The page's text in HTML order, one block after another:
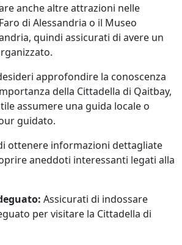
anche altre attrazioni nelle
di Alessandria o il Museo
quindi assicurati di avere un
approfondire la conoscenza
della Cittadella di Qaitbay,
assumere una guida locale o
guidato.
ottenere informazioni dettagliate
aneddoti interessanti legati alla
Assicurati di indossare
per visitare la Cittadella di